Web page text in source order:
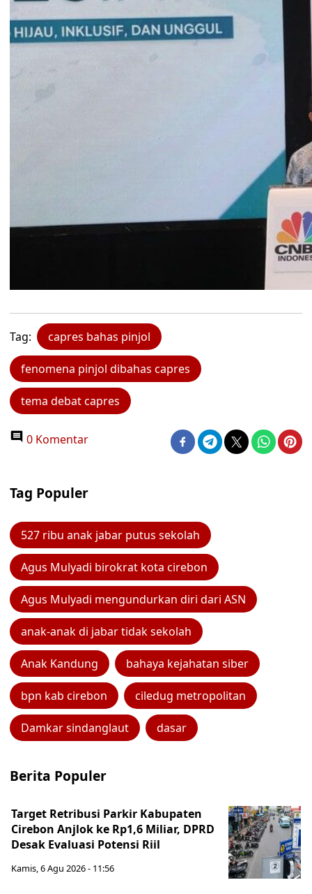
Tag: capres bahas pinjol
fenomena pinjol dibahas capres
tema debat capres
0 Komentar
Tag Populer
527 ribu anak jabar putus sekolah
Agus Mulyadi birokrat kota cirebon
Agus Mulyadi mengundurkan diri dari ASN
anak-anak di jabar tidak sekolah
Anak Kandung bahaya kejahatan siber
bpn kab cirebon ciledug metropolitan
Damkar sindanglaut dasar
Berita Populer
Target Retribusi Parkir Kabupaten
Cirebon Anjlok ke Rp1,6 Miliar, DPRD
Desak Evaluasi Potensi Riil
Kamis, 6 Agu 2026 - 11:56